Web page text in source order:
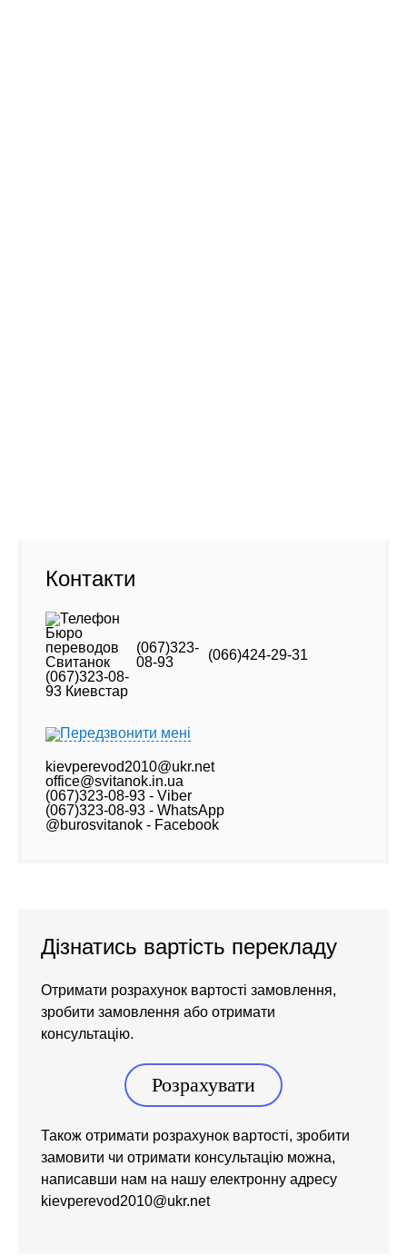
Контакти
(067)323-
08-93
(066)424-29-31
Передзвонити мені
kievperevod2010@ukr.net
office@svitanok.in.ua
(067)323-08-93 - Viber
(067)323-08-93 - WhatsApp
@burosvitanok - Facebook
Дізнатись вартість перекладу
Отримати розрахунок вартості замовлення,
зробити замовлення або отримати
консультацію.
Розрахувати
Також отримати розрахунок вартості, зробити
замовити чи отримати консультацію можна,
написавши нам на нашу електронну адресу
kievperevod2010@ukr.net